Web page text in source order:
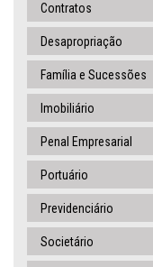
Contratos
Desapropriação
Família e Sucessões
Imobiliário
Penal Empresarial
Portuário
Previdenciário
Societário